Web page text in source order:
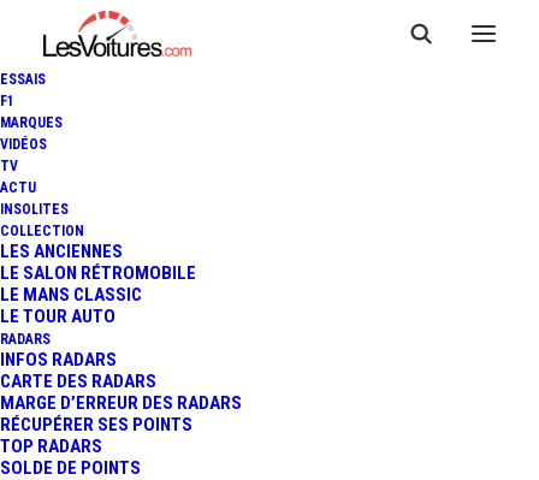
ESSAIS
F1
MARQUES
VIDÉOS
TV
ACTU
INSOLITES
COLLECTION
LES ANCIENNES
LE SALON RÉTROMOBILE
LE MANS CLASSIC
LE TOUR AUTO
RADARS
INFOS RADARS
CARTE DES RADARS
MARGE D’ERREUR DES RADARS
RÉCUPÉRER SES POINTS
TOP RADARS
SOLDE DE POINTS
INCARNERA CARROLL
SHELBY DANS "GO LIKE HELL"
1 Minutes